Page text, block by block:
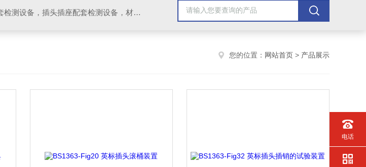
IP防水防尘试验设备，IP防护等级试具，家用电器配套检测设备，插头插座配套检测设备，材料阻燃试验设备，碰撞试验装置，GB4943.1配套检测产品，GB9706.1医用电气配套试验设备
您的位置： 网站首页 > 产品展示
电话